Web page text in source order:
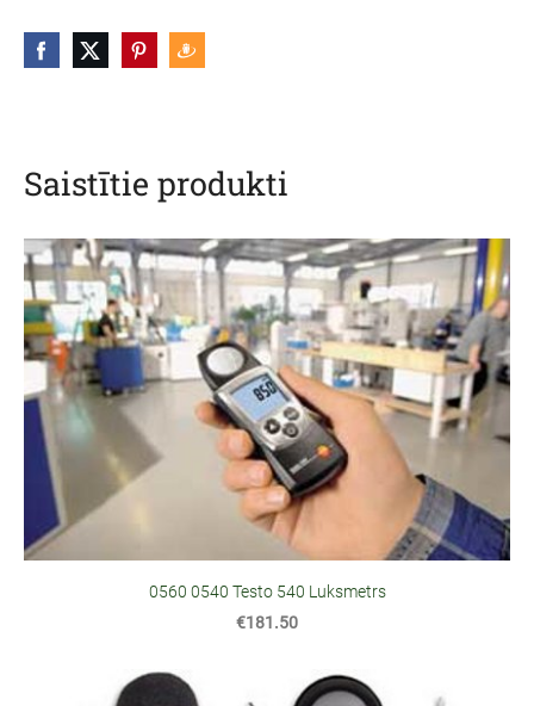
Saistītie produkti
0560 0540 Testo 540 Luksmetrs
€181.50